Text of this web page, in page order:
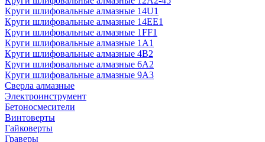
Круги шлифовальные алмазные 14U1
Круги шлифовальные алмазные 14ЕЕ1
Круги шлифовальные алмазные 1FF1
Круги шлифовальные алмазные 1А1
Круги шлифовальные алмазные 4В2
Круги шлифовальные алмазные 6A2
Круги шлифовальные алмазные 9А3
Сверла алмазные
Электроинструмент
Бетоносмесители
Винтоверты
Гайковерты
Граверы